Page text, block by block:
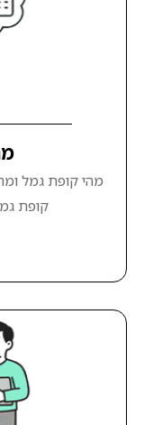
מהי קופת גמל
קופת